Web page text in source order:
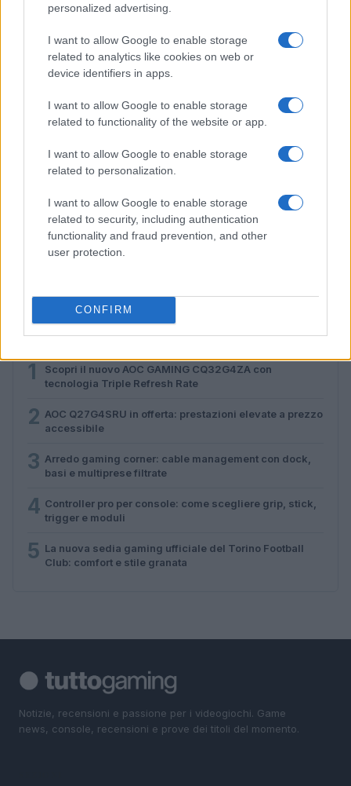
personalized advertising.
I want to allow Google to enable storage
related to analytics like cookies on web or
device identifiers in apps.
I want to allow Google to enable storage
related to functionality of the website or app.
I want to allow Google to enable storage
related to personalization.
I want to allow Google to enable storage
related to security, including authentication
functionality and fraud prevention, and other
user protection.
CONFIRM
CONSOLLE
Arredo gaming corner: cable management con dock,
basi e multiprese filtrate
1
Scopri il nuovo AOC GAMING CQ32G4ZA con
tecnologia Triple Refresh Rate
2 AOC Q27G4SRU in offerta: prestazioni elevate a prezzo
accessibile
3 Arredo gaming corner: cable management con dock,
basi e multiprese filtrate
4 Controller pro per console: come scegliere grip, stick,
trigger e moduli
5 La nuova sedia gaming ufficiale del Torino Football
Club: comfort e stile granata
Notizie, recensioni e passione per i videogiochi. Game
news, console, recensioni e prove dei titoli del momento.